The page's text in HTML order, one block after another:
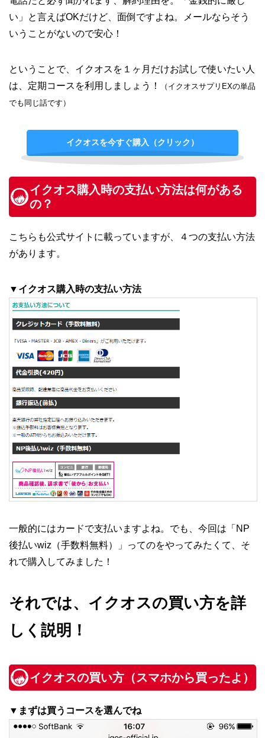
い」と言えばOKだけど、面倒ですよね。メールならそう
いうことがないので安心！
ということで、イクオスを１ヶ月だけお試しで使いたい人
は、定期コースを利用しましょう！
（イクオスサプリEXの単品
でも同じ話です）
イクオスを今すぐ購入（クリック）
イクオス購入時の支払い方法は何がある
の？
こちらも公式サイトに載っていますが、４つの支払い方法
があります。
▼イクオス購入時の支払い方法
一般的にはカードで支払いますよね。でも、今回は「NP
後払いwiz（手数料無料）」ってのをやってみたくて、そ
れで購入してみました！
それでは、イクオスの買い方を詳
しく説明！
イクオスの買い方（スマホから買ったよ）
▼まずは買うコースを選んでね